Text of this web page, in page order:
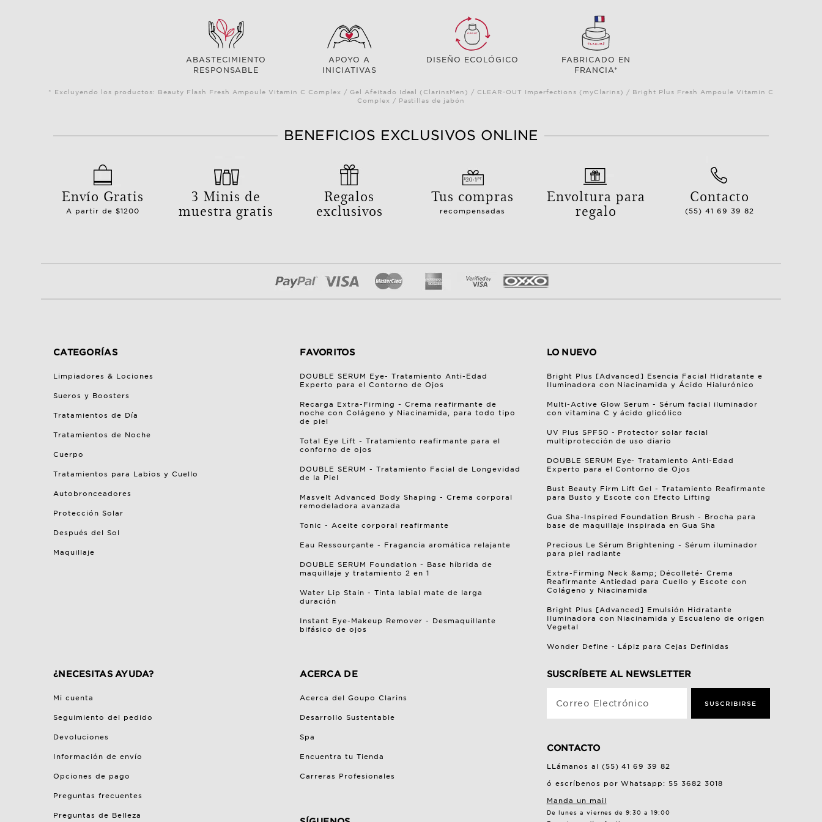
ABASTECIMIENTO
RESPONSABLE
APOYO A
INICIATIVAS
DISEÑO ECOLÓGICO
FABRICADO EN
FRANCIA*
* Excluyendo los productos: Beauty Flash Fresh Ampoule Vitamin C Complex / Gel Afeitado Ideal (ClarinsMen) / CLEAR-OUT Imperfections (myClarins) / Bright Plus Fresh Ampoule Vitamin C
Complex / Pastillas de jabón
BENEFICIOS EXCLUSIVOS ONLINE
Envío Gratis
A partir de $1200
3 Minis de
muestra gratis
Regalos
exclusivos
Tus compras
recompensadas
Envoltura para
regalo
Contacto
(55) 41 69 39 82
CATEGORÍAS
Limpiadores & Lociones
Sueros y Boosters
Tratamientos de Día
Tratamientos de Noche
Cuerpo
Tratamientos para Labios y Cuello
Autobronceadores
Protección Solar
Después del Sol
Maquillaje
FAVORITOS
DOUBLE SERUM Eye- Tratamiento Anti-Edad
Experto para el Contorno de Ojos
Recarga Extra-Firming - Crema reafirmante de
noche con Colágeno y Niacinamida, para todo tipo
de piel
Total Eye Lift - Tratamiento reafirmante para el
conforno de ojos
DOUBLE SERUM - Tratamiento Facial de Longevidad
de la Piel
Masvelt Advanced Body Shaping - Crema corporal
remodeladora avanzada
Tonic - Aceite corporal reafirmante
Eau Ressourçante - Fragancia aromática relajante
DOUBLE SERUM Foundation - Base híbrida de
maquillaje y tratamiento 2 en 1
Water Lip Stain - Tinta labial mate de larga
duración
Instant Eye-Makeup Remover - Desmaquillante
bifásico de ojos
LO NUEVO
Bright Plus [Advanced] Esencia Facial Hidratante e
Iluminadora con Niacinamida y Ácido Hialurónico
Multi-Active Glow Serum - Sérum facial iluminador
con vitamina C y ácido glicólico
UV Plus SPF50 - Protector solar facial
multiprotección de uso diario
DOUBLE SERUM Eye- Tratamiento Anti-Edad
Experto para el Contorno de Ojos
Bust Beauty Firm Lift Gel - Tratamiento Reafirmante
para Busto y Escote con Efecto Lifting
Gua Sha-Inspired Foundation Brush - Brocha para
base de maquillaje inspirada en Gua Sha
Precious Le Sérum Brightening - Sérum iluminador
para piel radiante
Extra-Firming Neck &amp; Décolleté- Crema
Reafirmante Antiedad para Cuello y Escote con
Colágeno y Niacinamida
Bright Plus [Advanced] Emulsión Hidratante
Iluminadora con Niacinamida y Escualeno de origen
Vegetal
Wonder Define - Lápiz para Cejas Definidas
¿NECESITAS AYUDA?
Mi cuenta
Seguimiento del pedido
Devoluciones
Información de envío
Opciones de pago
Preguntas frecuentes
Preguntas de Belleza
ACERCA DE
Acerca del Goupo Clarins
Desarrollo Sustentable
Spa
Encuentra tu Tienda
Carreras Profesionales
SUSCRÍBETE AL NEWSLETTER
Correo Electrónico SUSCRIBIRSE
CONTACTO
LLámanos al (55) 41 69 39 82
ó escríbenos por Whatsapp: 55 3682 3018
Manda un mail
De lunes a viernes de 9:30 a 19:00